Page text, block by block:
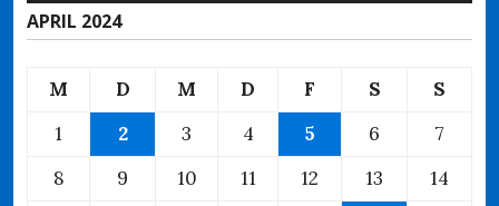
APRIL 2024
M D M D F S
S
1
2 3 4 5 6
7
8
9 10 11 12 13
14